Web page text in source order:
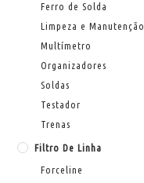
Ferro de Solda
Limpeza e Manutenção
Multímetro
Organizadores
Soldas
Testador
Trenas
Filtro De Linha
Forceline